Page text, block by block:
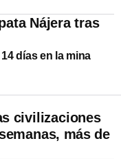
Nájera tras
días en la mina
civilizaciones
más de